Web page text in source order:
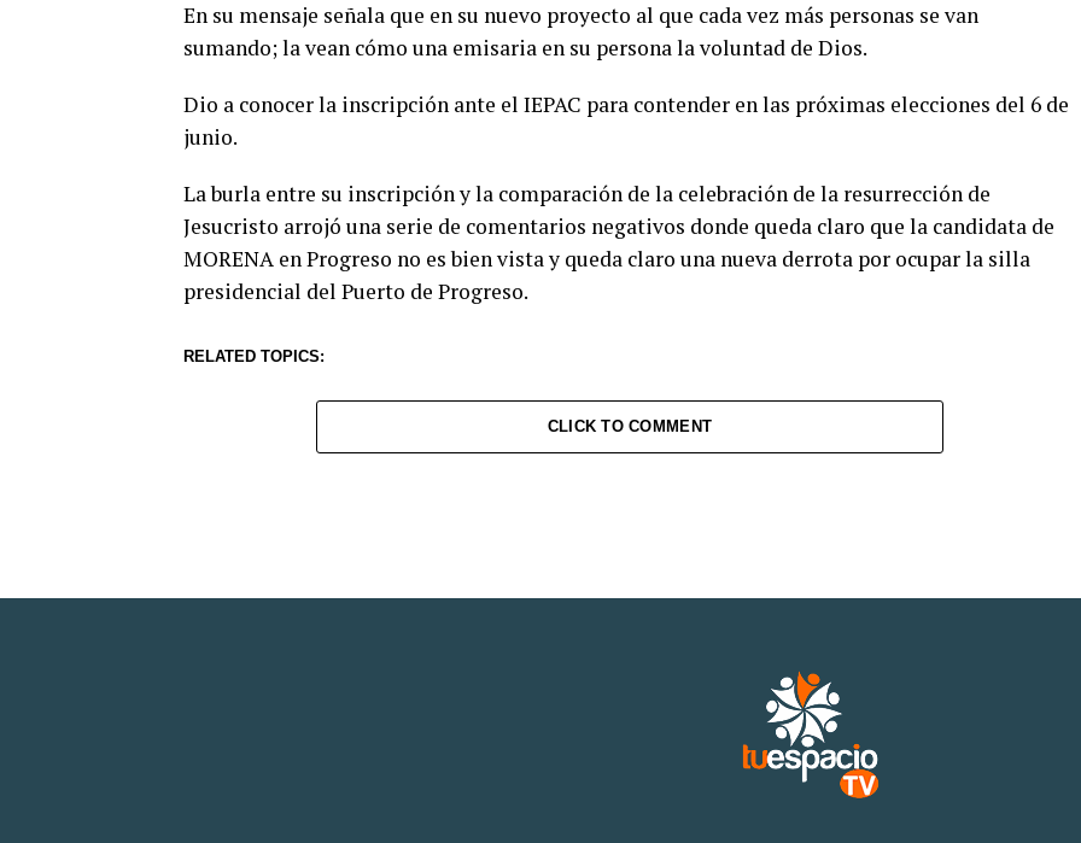
En su mensaje señala que en su nuevo proyecto al que cada vez más personas se van
sumando; la vean cómo una emisaria en su persona la voluntad de Dios.
Dio a conocer la inscripción ante el IEPAC para contender en las próximas elecciones del 6 de
junio.
La burla entre su inscripción y la comparación de la celebración de la resurrección de
Jesucristo arrojó una serie de comentarios negativos donde queda claro que la candidata de
MORENA en Progreso no es bien vista y queda claro una nueva derrota por ocupar la silla
presidencial del Puerto de Progreso.
RELATED TOPICS:
CLICK TO COMMENT